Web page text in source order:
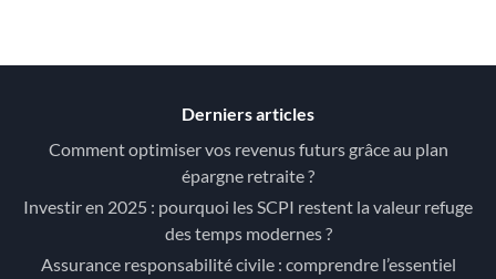
Derniers articles
Comment optimiser vos revenus futurs grâce au plan
épargne retraite ?
Investir en 2025 : pourquoi les SCPI restent la valeur refuge
des temps modernes ?
Assurance responsabilité civile : comprendre l’essentiel